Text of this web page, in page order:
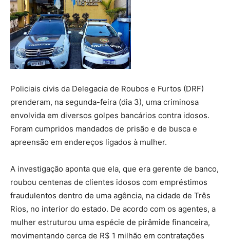
Policiais civis da Delegacia de Roubos e Furtos (DRF)
prenderam, na segunda-feira (dia 3), uma criminosa
envolvida em diversos golpes bancários contra idosos.
Foram cumpridos mandados de prisão e de busca e
apreensão em endereços ligados à mulher.
A investigação aponta que ela, que era gerente de banco,
roubou centenas de clientes idosos com empréstimos
fraudulentos dentro de uma agência, na cidade de Três
Rios, no interior do estado. De acordo com os agentes, a
mulher estruturou uma espécie de pirâmide financeira,
movimentando cerca de R$ 1 milhão em contratações